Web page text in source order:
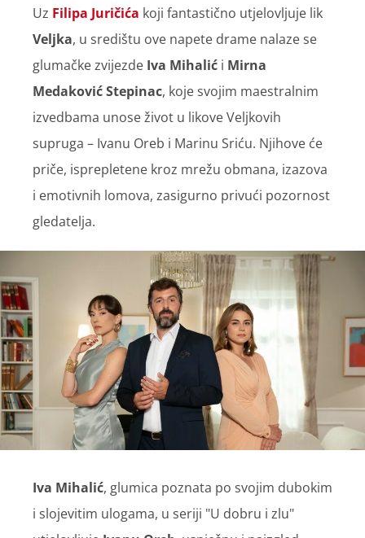
Uz Filipa Juričića koji fantastično utjelovljuje lik
Veljka, u središtu ove napete drame nalaze se
glumačke zvijezde Iva Mihalić i Mirna
Medaković Stepinac, koje svojim maestralnim
izvedbama unose život u likove Veljkovih
supruga – Ivanu Oreb i Marinu Sriću. Njihove će
priče, isprepletene kroz mrežu obmana, izazova
i emotivnih lomova, zasigurno privući pozornost
gledatelja.
Iva Mihalić, glumica poznata po svojim dubokim
i slojevitim ulogama, u seriji "U dobru i zlu"